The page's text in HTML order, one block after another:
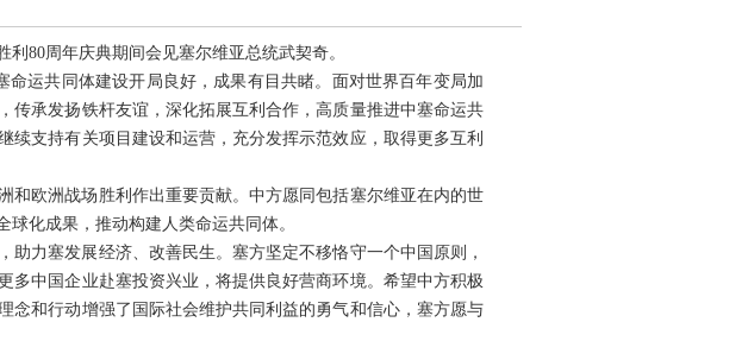
80周年庆典期间会见塞尔维亚总统武契奇。
运共同体建设开局良好，成果有目共睹。面对世界百年变局加
传承发扬铁杆友谊，深化拓展互利合作，高质量推进中塞命运共
支持有关项目建设和运营，充分发挥示范效应，取得更多互利
和欧洲战场胜利作出重要贡献。中方愿同包括塞尔维亚在内的世
化成果，推动构建人类命运共同体。
力塞发展经济、改善民生。塞方坚定不移恪守一个中国原则，
中国企业赴塞投资兴业，将提供良好营商环境。希望中方积极
念和行动增强了国际社会维护共同利益的勇气和信心，塞方愿与